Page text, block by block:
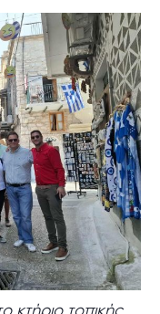
κτήριο τοπικής